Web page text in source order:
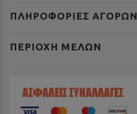
ΠΛΗΡΟΦΟΡΊΕΣ ΑΓΟΡΏΝ
ΠΕΡΙΟΧΉ ΜΕΛΏΝ